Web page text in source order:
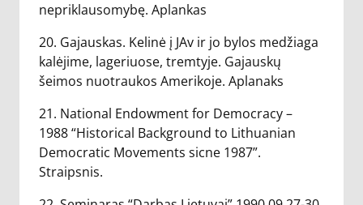
nepriklausomybę. Aplankas
20. Gajauskas. Kelinė į JAv ir jo bylos medžiaga
kalėjime, lageriuose, tremtyje. Gajauskų
šeimos nuotraukos Amerikoje. Aplanaks
21. National Endowment for Democracy –
1988 “Historical Background to Lithuanian
Democratic Movements sicne 1987”.
Straipsnis.